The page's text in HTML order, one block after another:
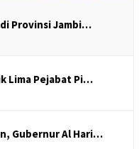
di Provinsi Jambi…
Lima Pejabat Pi…
Gubernur Al Hari…